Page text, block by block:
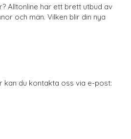
Alltonline har ett brett utbud av
och män. Vilken blir din nya
kan du kontakta oss via e-post: